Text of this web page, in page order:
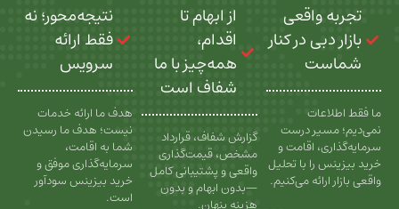
واقعی
در کنار
درست
اقامت و
با تحلیل
می‌کنیم.
از ابهام تا
اقدام،
همه‌چیز با ما
شفاف است
گزارش شفاف، قرارداد
مشخص، قیمت‌گذاری
واقعی و پشتیبانی کامل
—بدون ابهام و بدون
نتیجه‌محور؛ نه
فقط ارائه
سرویس
هدف ما ارائه خدمات
نیست؛ هدف ما رسیدن
شما به اقامت،
سرمایه‌گذاری موفق و
خرید بیزینس سودآور
است.